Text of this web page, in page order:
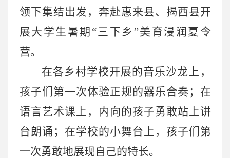
领下集结出发，奔赴惠来县、揭西县开
展大学生暑期“三下乡”美育浸润夏令
营。
在各乡村学校开展的音乐沙龙上，
孩子们第一次体验正规的器乐合奏；在
语言艺术课上，内向的孩子勇敢站上讲
台朗诵；在学校的小舞台上，孩子们第
一次勇敢地展现自己的特长。